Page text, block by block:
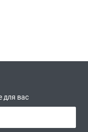
для вас